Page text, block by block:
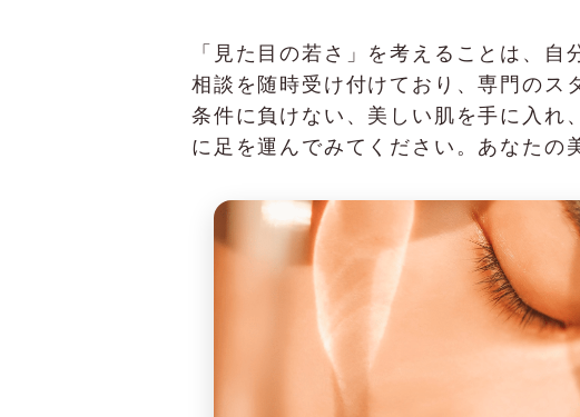
「見た目の若さ」を考えることは、
相談を随時受け付けており、専門のス
条件に負けない、美しい肌を手に入
に足を運んでみてください。あなたの